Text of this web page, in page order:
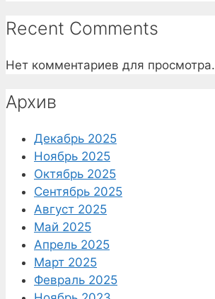
Recent Comments
Нет комментариев для просмотра.
Архив
Декабрь 2025
Ноябрь 2025
Октябрь 2025
Сентябрь 2025
Август 2025
Май 2025
Апрель 2025
Март 2025
Февраль 2025